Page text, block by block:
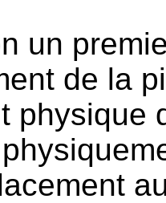
un
de la
physique